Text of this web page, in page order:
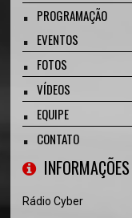
PROGRAMAÇÃO
EVENTOS
FOTOS
VÍDEOS
EQUIPE
CONTATO
INFORMAÇÕES
Rádio Cyber